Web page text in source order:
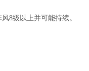
8级以上并可能持续。